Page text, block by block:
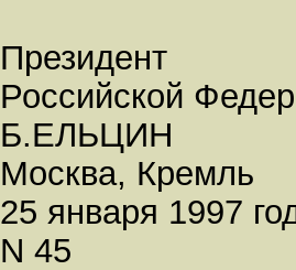
Президент
Российской
Б.ЕЛЬЦИН
Москва, Кремль
25 января 1997
N 45